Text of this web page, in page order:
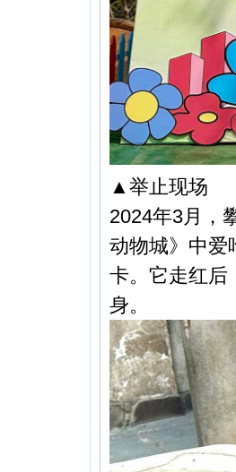
▲举止现场
2024年3月，
动物城》中爱
卡。它走红后
身。